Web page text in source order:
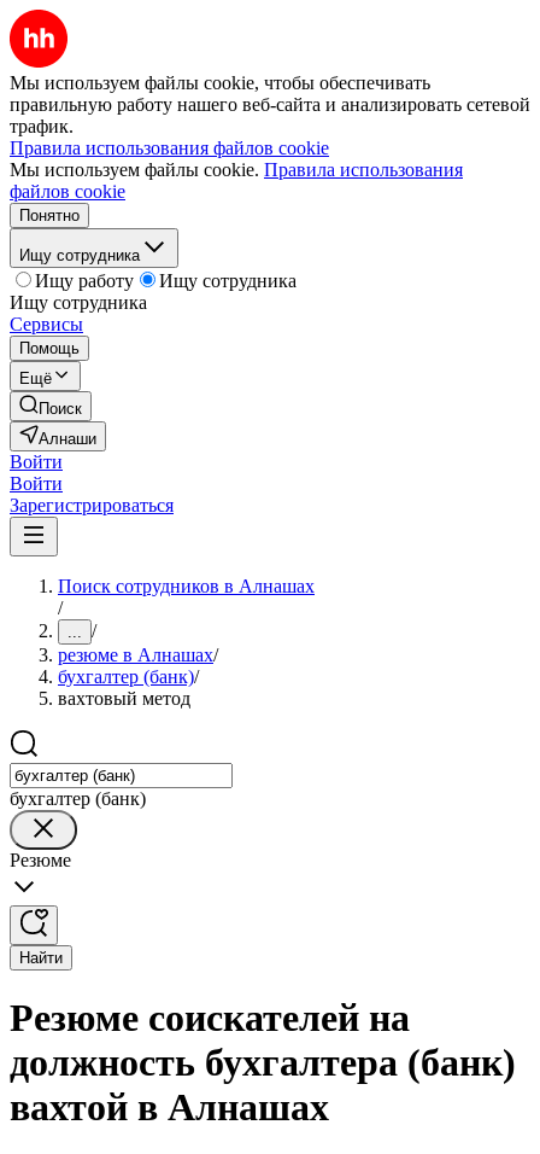
Мы используем файлы cookie, чтобы обеспечивать
правильную работу нашего веб-сайта и анализировать сетевой
трафик.
Правила использования файлов cookie
Мы используем файлы cookie. Правила использования
файлов cookie
Понятно
Ищу сотрудника
Ищу работу
Ищу сотрудника
Ищу сотрудника
Сервисы
Помощь
Ещё
Поиск
Алнаши
Войти
Войти
Зарегистрироваться
Поиск сотрудников в Алнашах
/
... /
резюме в Алнашах/
бухгалтер (банк)/
вахтовый метод
бухгалтер (банк)
Резюме
Найти
Резюме соискателей на
должность бухгалтера (банк)
вахтой в Алнашах